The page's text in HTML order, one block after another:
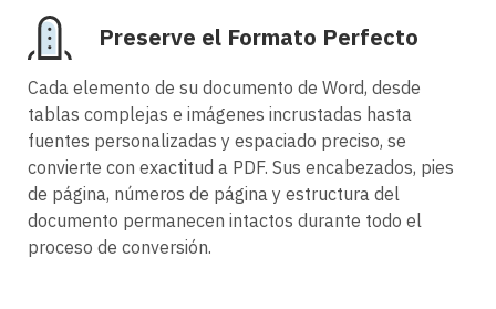
Preserve el Formato Perfecto
Cada elemento de su documento de Word, desde
tablas complejas e imágenes incrustadas hasta
fuentes personalizadas y espaciado preciso, se
convierte con exactitud a PDF. Sus encabezados, pies
de página, números de página y estructura del
documento permanecen intactos durante todo el
proceso de conversión.